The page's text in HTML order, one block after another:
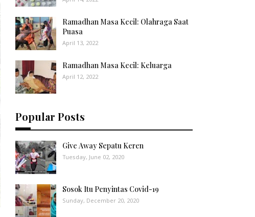
Ramadhan Masa Kecil: Olahraga Saat
Puasa
April 13, 2022
Ramadhan Masa Kecil: Keluarga
April 12, 2022
Popular Posts
Give Away Sepatu Keren
Tuesday, June 02, 2020
Sosok Itu Penyintas Covid-19
Sunday, December 20, 2020